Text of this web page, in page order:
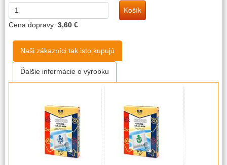
Košík
Cena dopravy: 3,60 €
Naši zákazníci tak isto kupujú
Ďalšie informácie o výrobku